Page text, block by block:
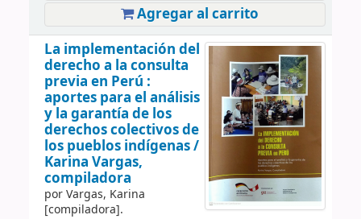
Agregar al carrito
La implementación del
derecho a la consulta
previa en Perú :
aportes para el análisis
y la garantía de los
derechos colectivos de
los pueblos indígenas /
Karina Vargas,
compiladora
porVargas, Karina
[compiladora].